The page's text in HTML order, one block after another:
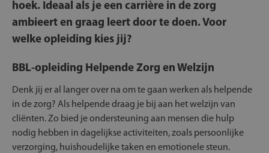
hoek. Ideaal als je een carrière in de zorg
ambieert en graag leert door te doen. Voor
welke opleiding kies jij?
BBL-opleiding Helpende Zorg en Welzijn
Denk jij er al langer over na om te gaan werken als helpende
in de zorg? Als helpende draag je bij aan het welzijn van
cliënten. Zo bied je ondersteuning aan mensen die hulp
nodig hebben in dagelijkse activiteiten, zoals persoonlijke
verzorging, huishoudelijke taken en emotionele steun.